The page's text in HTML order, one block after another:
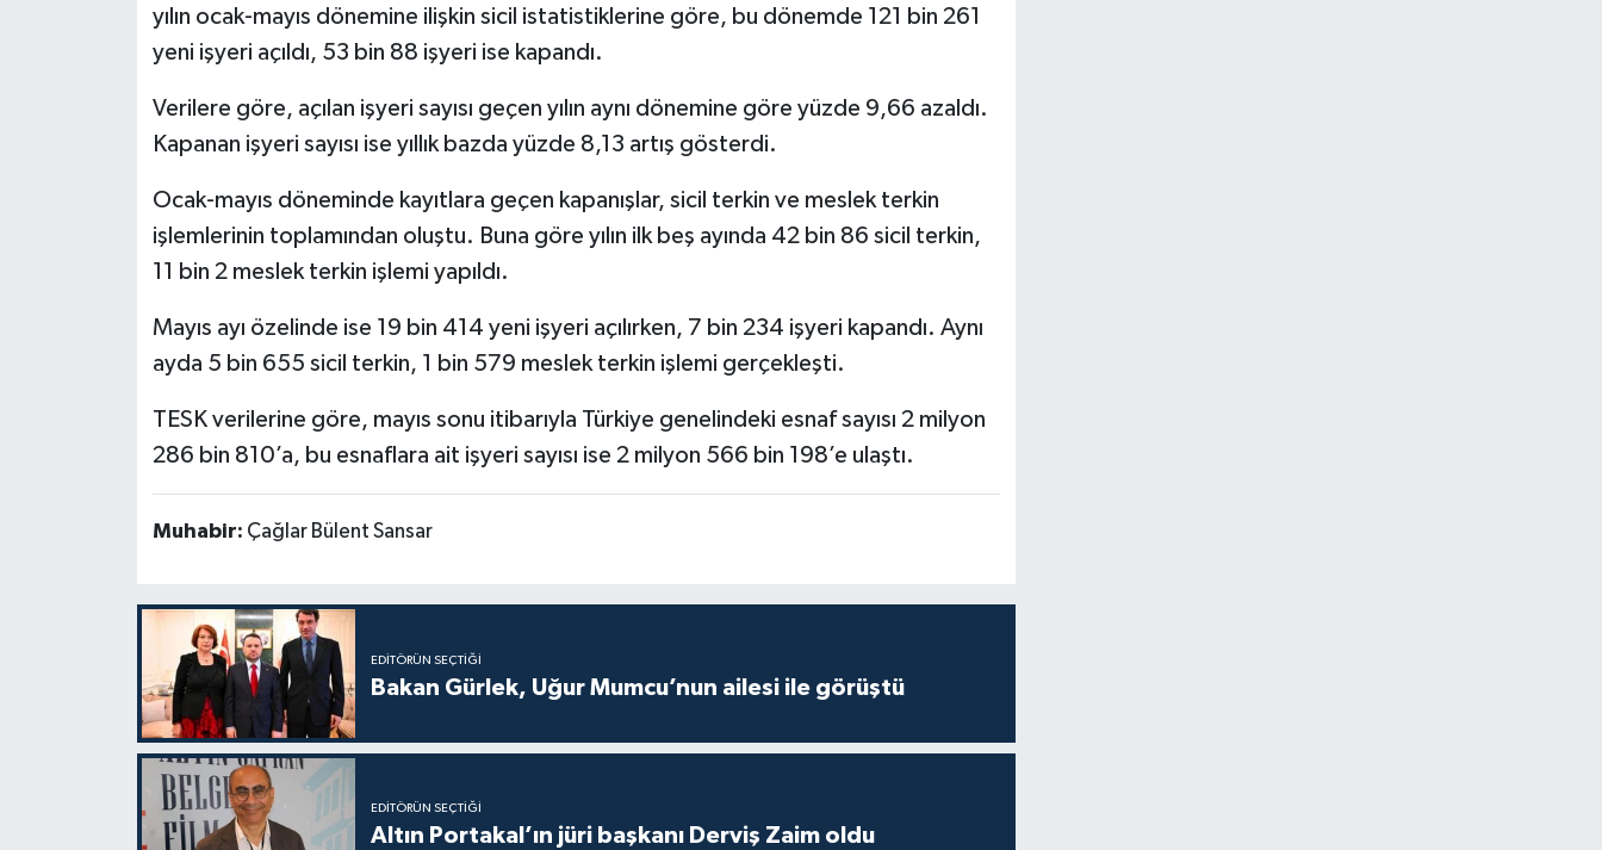
yılın ocak-mayıs dönemine ilişkin sicil istatistiklerine göre, bu dönemde 121 bin 261
yeni işyeri açıldı, 53 bin 88 işyeri ise kapandı.
Verilere göre, açılan işyeri sayısı geçen yılın aynı dönemine göre yüzde 9,66 azaldı.
Kapanan işyeri sayısı ise yıllık bazda yüzde 8,13 artış gösterdi.
Ocak-mayıs döneminde kayıtlara geçen kapanışlar, sicil terkin ve meslek terkin
işlemlerinin toplamından oluştu. Buna göre yılın ilk beş ayında 42 bin 86 sicil terkin,
11 bin 2 meslek terkin işlemi yapıldı.
Mayıs ayı özelinde ise 19 bin 414 yeni işyeri açılırken, 7 bin 234 işyeri kapandı. Aynı
ayda 5 bin 655 sicil terkin, 1 bin 579 meslek terkin işlemi gerçekleşti.
TESK verilerine göre, mayıs sonu itibarıyla Türkiye genelindeki esnaf sayısı 2 milyon
286 bin 810’a, bu esnaflara ait işyeri sayısı ise 2 milyon 566 bin 198’e ulaştı.
Muhabir: Çağlar Bülent Sansar
EDITÖRÜN SEÇTIĞI
Bakan Gürlek, Uğur Mumcu’nun ailesi ile görüştü
EDITÖRÜN SEÇTIĞI
Altın Portakal’ın jüri başkanı Derviş Zaim oldu
Televizyon